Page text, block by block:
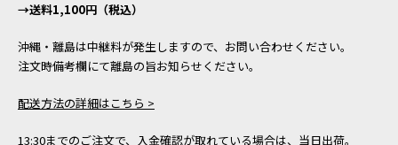
→送料1,100円（税込）
沖縄・離島は中継料が発生しますので、お問い合わせください。
注文時備考欄にて離島の旨お知らせください。
配送方法の詳細はこちら >
13:30までのご注文で、入金確認が取れている場合は、当日出荷。